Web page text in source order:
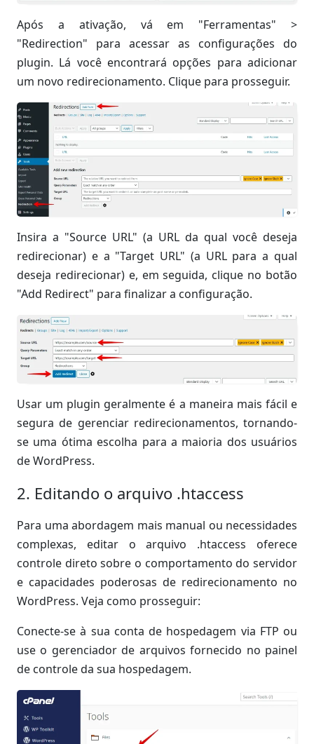
Após a ativação, vá em "Ferramentas" >
"Redirection" para acessar as configurações do
plugin. Lá você encontrará opções para adicionar
um novo redirecionamento. Clique para prosseguir.
Insira a "Source URL" (a URL da qual você deseja
redirecionar) e a "Target URL" (a URL para a qual
deseja redirecionar) e, em seguida, clique no botão
"Add Redirect" para finalizar a configuração.
Usar um plugin geralmente é a maneira mais fácil e
segura de gerenciar redirecionamentos, tornando-
se uma ótima escolha para a maioria dos usuários
de WordPress.
2. Editando o arquivo .htaccess
Para uma abordagem mais manual ou necessidades
complexas, editar o arquivo .htaccess oferece
controle direto sobre o comportamento do servidor
e capacidades poderosas de redirecionamento no
WordPress. Veja como prosseguir:
Conecte-se à sua conta de hospedagem via FTP ou
use o gerenciador de arquivos fornecido no painel
de controle da sua hospedagem.